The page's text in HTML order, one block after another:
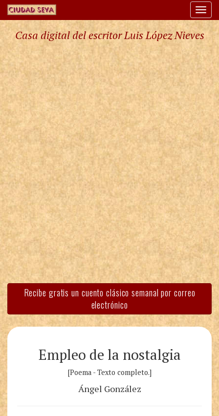
Casa digital del escritor Luis López Nieves
Recibe gratis un cuento clásico semanal por correo
electrónico
Empleo de la nostalgia
[Poema - Texto completo.]
Ángel González